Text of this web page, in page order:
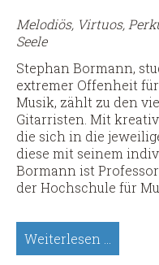
Melodiös, Virtuos,
Seele
Stephan Bormann,
extremer Offenheit
Musik, zählt zu den
Gitarristen. Mit
die sich in die
diese mit seinem
Bormann ist
der Hochschule für
Weiterlesen …
Stephan
Bormann.